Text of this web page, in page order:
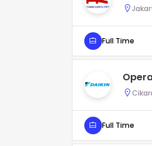
Full Time
Full Time